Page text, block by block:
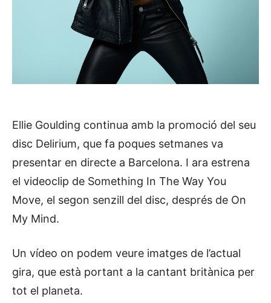
Ellie Goulding continua amb la promoció del seu
disc Delirium, que fa poques setmanes va
presentar en directe a Barcelona. I ara estrena
el videoclip de Something In The Way You
Move, el segon senzill del disc, després de On
My Mind.
Un vídeo on podem veure imatges de l’actual
gira, que està portant a la cantant britànica per
tot el planeta.